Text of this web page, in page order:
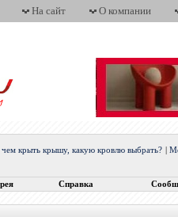
На сайт О компании
крыть крышу, какую кровлю выбрать?
Справка